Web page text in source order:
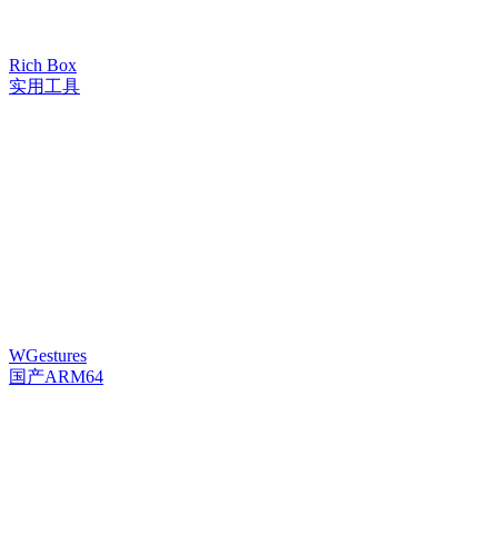
Rich Box
实用工具
WGestures
国产ARM64